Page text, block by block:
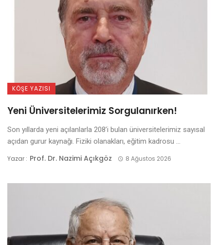
KÖŞE YAZISI
Yeni Üniversitelerimiz Sorgulanırken!
Son yıllarda yeni açılanlarla 208’i bulan üniversitelerimiz sayısal
açıdan gurur kaynağı. Fiziki olanakları, eğitim kadrosu ...
Yazar : Prof. Dr. Nazimi Açıkgöz 8 Ağustos 2026